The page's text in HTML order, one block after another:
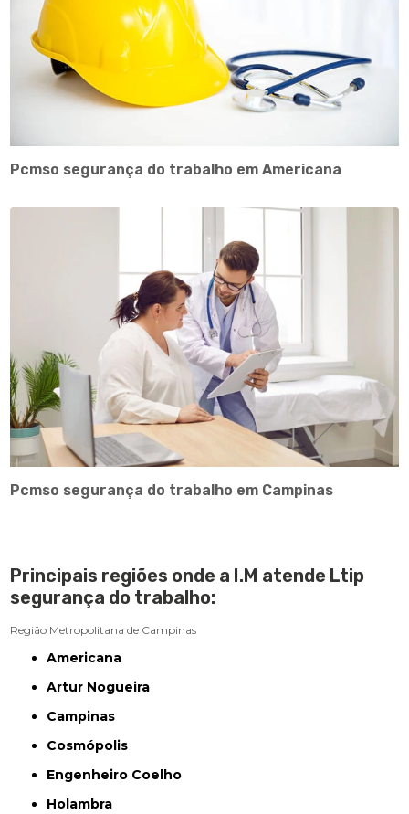
Pcmso segurança do trabalho em Americana
Pcmso segurança do trabalho em Campinas
Principais regiões onde a I.M atende Ltip
segurança do trabalho:
Região Metropolitana de Campinas
Americana
Artur Nogueira
Campinas
Cosmópolis
Engenheiro Coelho
Holambra